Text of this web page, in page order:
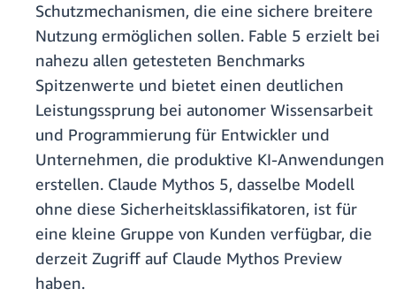
Schutzmechanismen, die eine sichere breitere
Nutzung ermöglichen sollen. Fable 5 erzielt bei
nahezu allen getesteten Benchmarks
Spitzenwerte und bietet einen deutlichen
Leistungssprung bei autonomer Wissensarbeit
und Programmierung für Entwickler und
Unternehmen, die produktive KI-Anwendungen
erstellen. Claude Mythos 5, dasselbe Modell
ohne diese Sicherheitsklassifikatoren, ist für
eine kleine Gruppe von Kunden verfügbar, die
derzeit Zugriff auf Claude Mythos Preview
haben.